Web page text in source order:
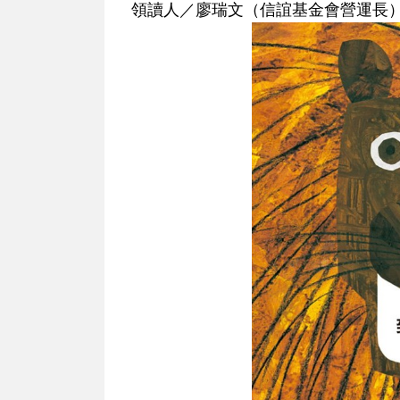
領讀人／廖瑞文（信誼基金會營運長